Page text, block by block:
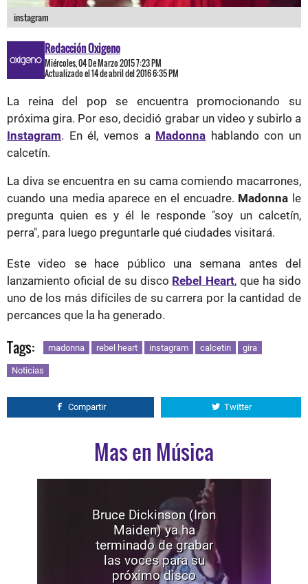
instagram
Redacción Oxigeno
Miércoles, 04 De Marzo 2015 7:23 PM
Actualizado el 14 de abril del 2016 6:35 PM
La reina del pop se encuentra promocionando su
próxima gira. Por eso, decidió grabar un video y subirlo a
Instagram. En él, vemos a Madonna hablando con un
calcetín.
La diva se encuentra en su cama comiendo macarrones,
cuando una media aparece en el encuadre. Madonna le
pregunta quien es y él le responde "soy un calcetín,
perra", para luego preguntarle qué ciudades visitará.
Este video se hace público una semana antes del
lanzamiento oficial de su disco Rebel Heart, que ha sido
uno de los más difíciles de su carrera por la cantidad de
percances que la ha generado.
Tags: madonna rebel heart instagram calcetin gira
Noticias
Compartir Twitter
Mas en Música
Bruce Dickinson (Iron
Maiden) ya ha
terminado de grabar
las voces para su
próximo disco